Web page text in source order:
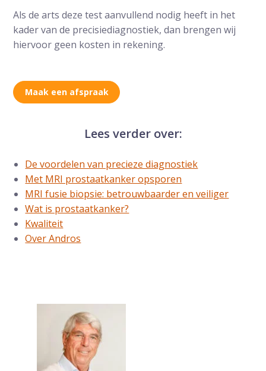
Als de arts deze test aanvullend nodig heeft in het
kader van de precisiediagnostiek, dan brengen wij
hiervoor geen kosten in rekening.
Maak een afspraak
Lees verder over:
De voordelen van precieze diagnostiek
Met MRI prostaatkanker opsporen
MRI fusie biopsie: betrouwbaarder en veiliger
Wat is prostaatkanker?
Kwaliteit
Over Andros